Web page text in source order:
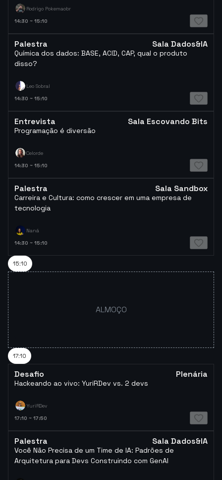
Rodrigo Pokemaobr
14:30 ~ 15:10
Palestra Sala Dados&IA
Química dos dados: BASE, ACID, CAP, qual o produto
disso?
Leo Sobral
14:30 ~ 15:10
Entrevista Sala Escovando Bits
Programação é diversão
Celorde
14:30 ~ 15:10
Palestra Sala Sandbox
Carreira e Cultura: como crescer em uma empresa de
tecnologia
Naná
14:30 ~ 15:10
15:10
ALMOÇO
17:10
Desafio Plenária
Hackeando ao vivo: YuriRDev vs. 2 devs
YuriRDev
17:10 ~ 17:50
Palestra Sala Dados&IA
Você Não Precisa de um Time de IA: Padrões de
Arquitetura para Devs Construindo com GenAI